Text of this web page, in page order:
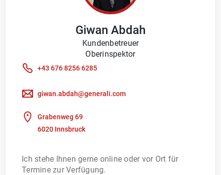
Giwan Abdah
Kundenbetreuer
Oberinspektor
+43 676 8256 6285
giwan.abdah@generali.com
Grabenweg 69
6020 Innsbruck
Ich stehe Ihnen gerne online oder vor Ort für
Termine zur Verfügung.